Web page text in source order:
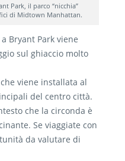
Park, il parco “nicchia”
di Midtown Manhattan.
Bryant Park viene
sul ghiaccio molto
viene installata al
del centro città.
che la circonda è
Se viaggiate con
da valutare di